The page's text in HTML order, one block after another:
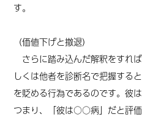
す。
（価値下げと撤退）
さらに踏み込んだ解釈をすれ
しくは他者を診断名で把握する
を貶める行為であるのです。彼
つまり、「彼は○○病」だと評